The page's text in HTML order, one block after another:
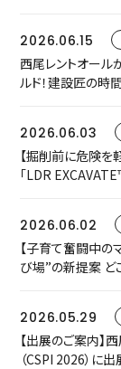
2026.06.15
西尾レントオール
ルド！建設匠の時
2026.06.03
【掘削前に危険を
「LDR
2026.06.02
【子育て奮闘中の
び場”の新提案 ど
2026.05.29
【出展のご案内】
（CSPI 2026）に出